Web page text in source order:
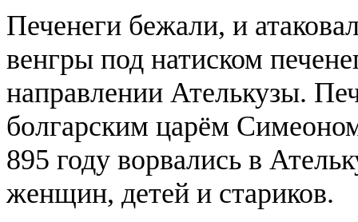
Печенеги бежали, и
венгры под натиском
направлении Ателькузы.
болгарским царём
895 году ворвались в
женщин, детей и стариков.